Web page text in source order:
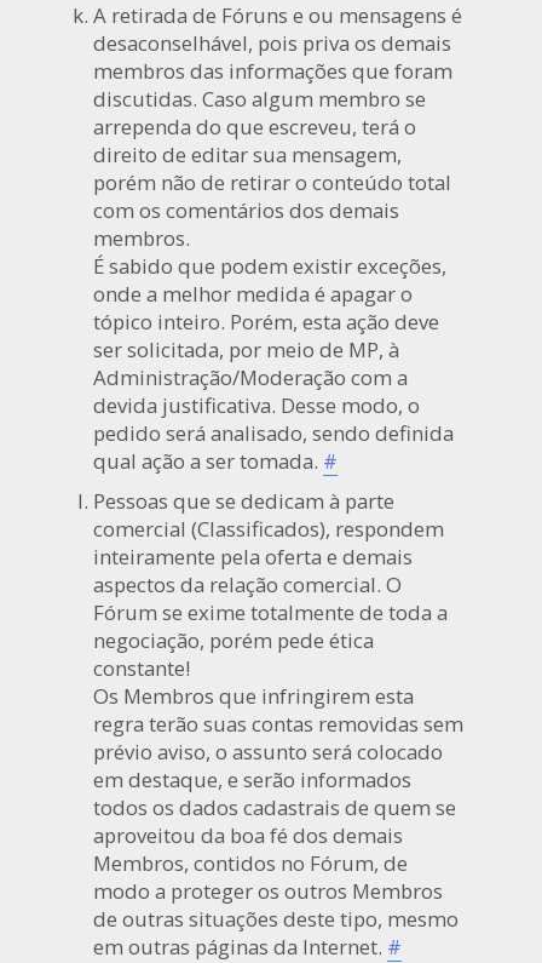
A retirada de Fóruns e ou mensagens é
desaconselhável, pois priva os demais
membros das informações que foram
discutidas. Caso algum membro se
arrependa do que escreveu, terá o
direito de editar sua mensagem,
porém não de retirar o conteúdo total
com os comentários dos demais
membros.
É sabido que podem existir exceções,
onde a melhor medida é apagar o
tópico inteiro. Porém, esta ação deve
ser solicitada, por meio de MP, à
Administração/Moderação com a
devida justificativa. Desse modo, o
pedido será analisado, sendo definida
qual ação a ser tomada. #
Pessoas que se dedicam à parte
comercial (Classificados), respondem
inteiramente pela oferta e demais
aspectos da relação comercial. O
Fórum se exime totalmente de toda a
negociação, porém pede ética
constante!
Os Membros que infringirem esta
regra terão suas contas removidas sem
prévio aviso, o assunto será colocado
em destaque, e serão informados
todos os dados cadastrais de quem se
aproveitou da boa fé dos demais
Membros, contidos no Fórum, de
modo a proteger os outros Membros
de outras situações deste tipo, mesmo
em outras páginas da Internet. #